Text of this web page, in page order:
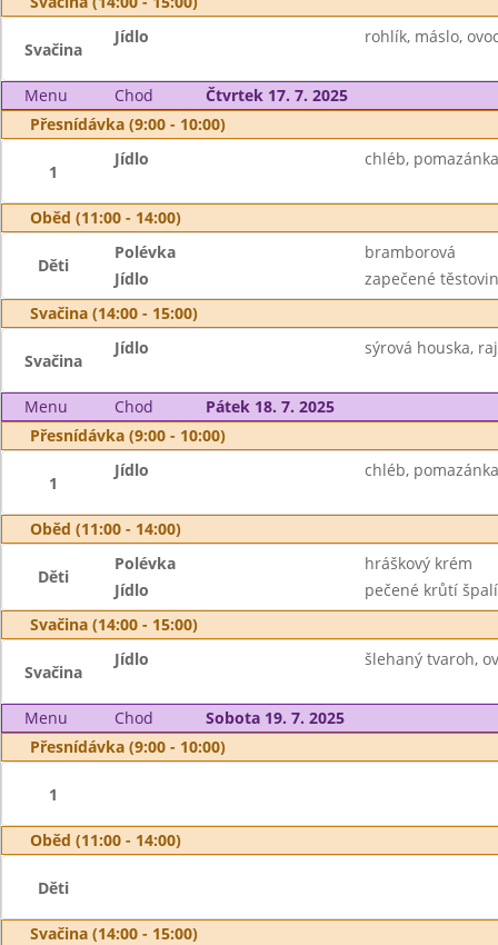
Svačina
Jídlo rohlík, máslo,
Menu Chod
Čtvrtek 17. 7. 2025
Přesnídávka (9:00 - 10:00)
1
Jídlo chléb,
Oběd (11:00 - 14:00)
Děti
Polévka
bramborová
Jídlo
zapečené
Svačina (14:00 - 15:00)
Svačina
Jídlo sýrová houska,
Menu Chod
Pátek 18. 7. 2025
Přesnídávka (9:00 - 10:00)
1
Jídlo chléb,
Oběd (11:00 - 14:00)
Děti
Polévka
hráškový krém
Jídlo
pečené krůtí
Svačina (14:00 - 15:00)
Svačina
Jídlo šlehaný tvaroh,
Menu Chod
Sobota 19. 7. 2025
Přesnídávka (9:00 - 10:00)
1
Oběd (11:00 - 14:00)
Děti
Svačina (14:00 - 15:00)